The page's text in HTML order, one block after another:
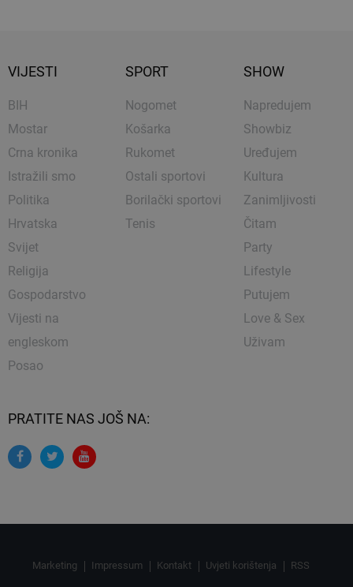
VIJESTI
BIH
Mostar
Crna kronika
Istražili smo
Politika
Hrvatska
Svijet
Religija
Gospodarstvo
Vijesti na
engleskom
Posao
SPORT
Nogomet
Košarka
Rukomet
Ostali sportovi
Borilački sportovi
Tenis
SHOW
Napredujem
Showbiz
Uređujem
Kultura
Zanimljivosti
Čitam
Party
Lifestyle
Putujem
Love & Sex
Uživam
PRATITE NAS JOŠ NA:
Marketing Impressum Kontakt Uvjeti korištenja RSS